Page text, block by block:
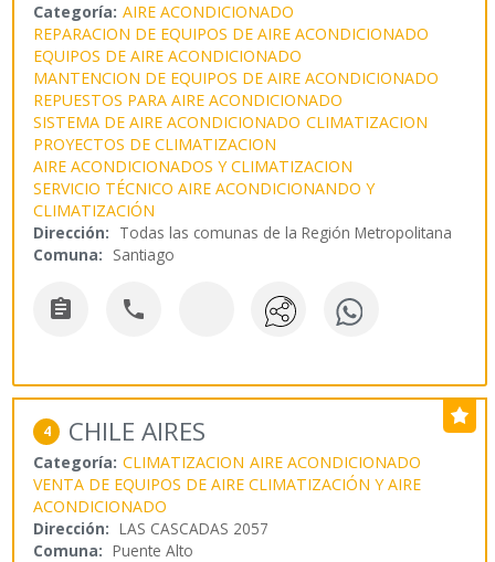
Categoría: AIRE ACONDICIONADO
REPARACION DE EQUIPOS DE AIRE ACONDICIONADO
EQUIPOS DE AIRE ACONDICIONADO
MANTENCION DE EQUIPOS DE AIRE ACONDICIONADO
REPUESTOS PARA AIRE ACONDICIONADO
SISTEMA DE AIRE ACONDICIONADO CLIMATIZACION
PROYECTOS DE CLIMATIZACION
AIRE ACONDICIONADOS Y CLIMATIZACION
SERVICIO TÉCNICO AIRE ACONDICIONANDO Y
CLIMATIZACIÓN
Dirección: Todas las comunas de la Región Metropolitana
Comuna: Santiago
 
4 CHILE AIRES
Categoría: CLIMATIZACION AIRE ACONDICIONADO
VENTA DE EQUIPOS DE AIRE CLIMATIZACIÓN Y AIRE
ACONDICIONADO
Dirección: LAS CASCADAS 2057
Comuna: Puente Alto